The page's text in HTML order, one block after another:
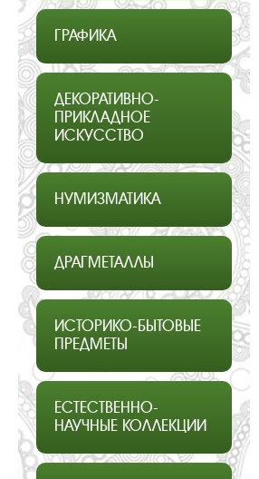
ГРАФИКА
ДЕКОРАТИВНО-
ПРИКЛАДНОЕ
ИСКУССТВО
НУМИЗМАТИКА
ДРАГМЕТАЛЛЫ
ИСТОРИКО-БЫТОВЫЕ
ПРЕДМЕТЫ
ЕСТЕСТВЕННО-
НАУЧНЫЕ КОЛЛЕКЦИИ